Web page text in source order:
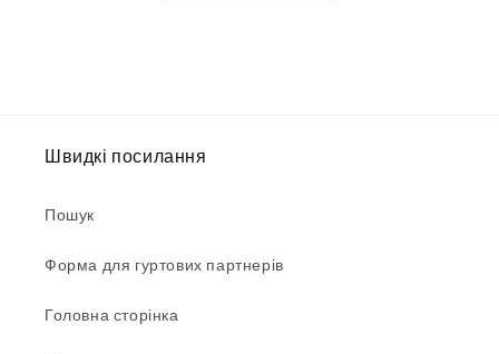
Швидкі посилання
Пошук
Форма для гуртових партнерів
Головна сторінка